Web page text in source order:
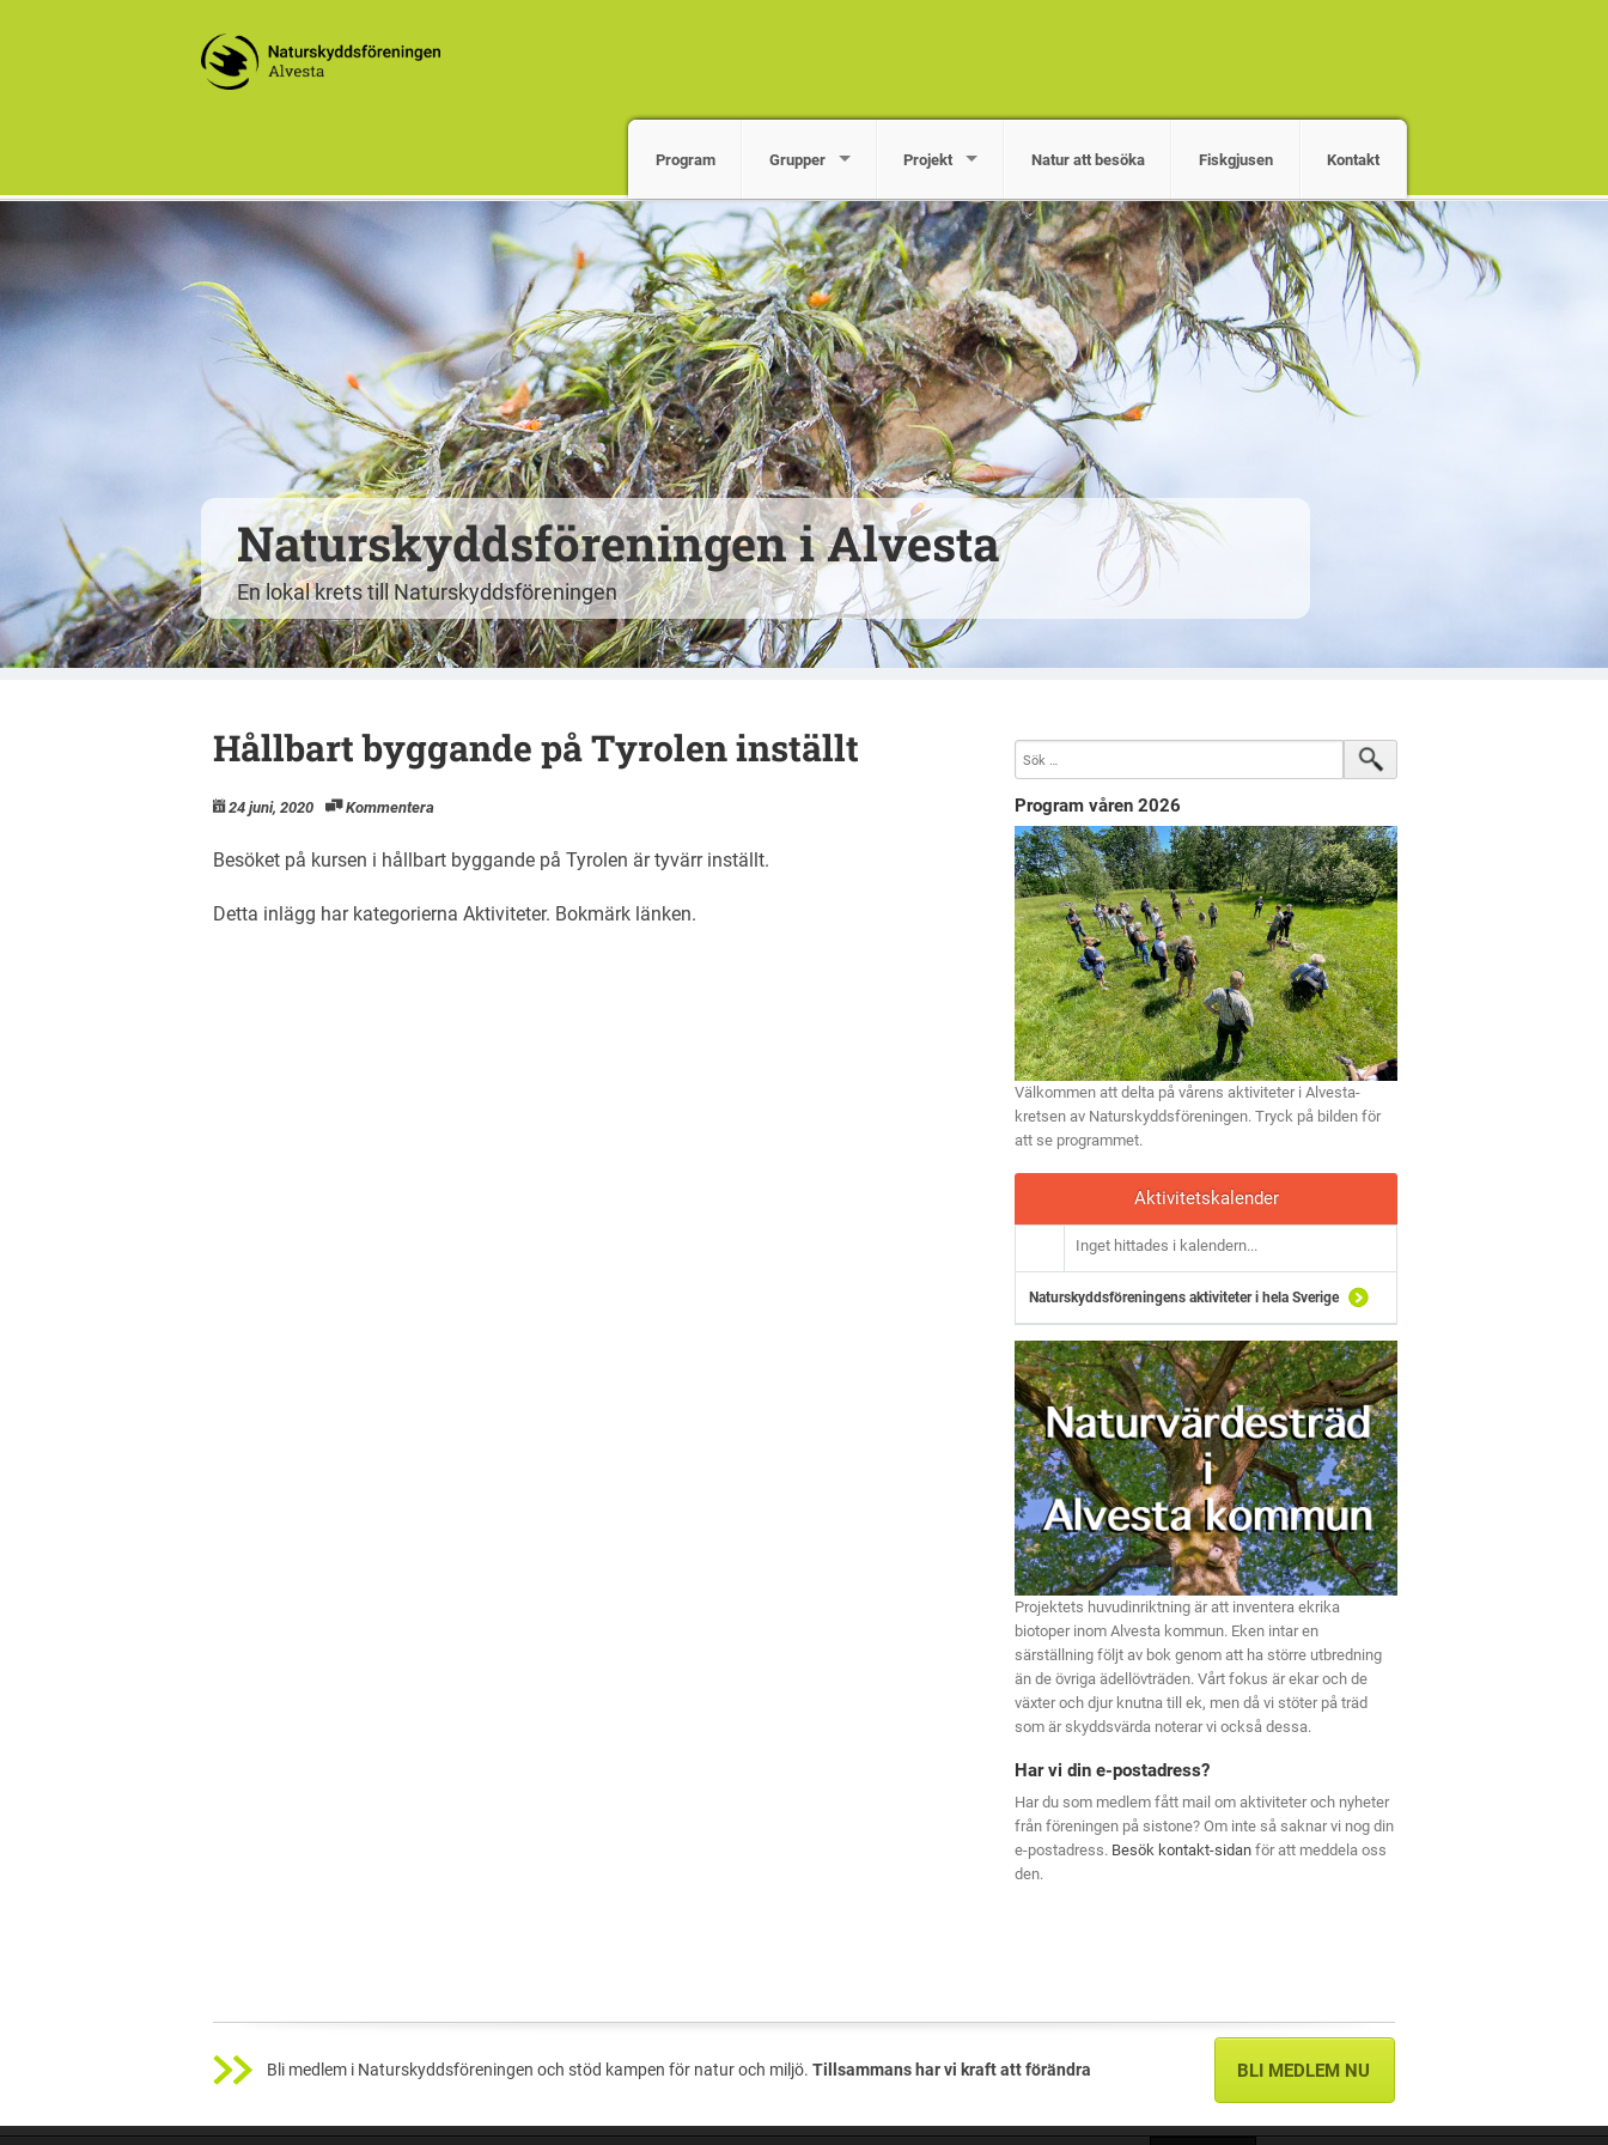
Program Grupper Projekt Natur att besöka Fiskgjusen Kontakt
Naturskyddsföreningen i Alvesta
En lokal krets till Naturskyddsföreningen
Hållbart byggande på Tyrolen inställt
24 juni, 2020 Kommentera
Besöket på kursen i hållbart byggande på Tyrolen är tyvärr inställt.
Detta inlägg har kategorierna Aktiviteter. Bokmärk länken.
Program våren 2026
Välkommen att delta på vårens aktiviteter i Alvesta-
kretsen av Naturskyddsföreningen. Tryck på bilden för
att se programmet.
Aktivitetskalender
Inget hittades i kalendern...
Naturskyddsföreningens aktiviteter i hela Sverige
Projektets huvudinriktning är att inventera ekrika
biotoper inom Alvesta kommun. Eken intar en
särställning följt av bok genom att ha större utbredning
än de övriga ädellövträden. Vårt fokus är ekar och de
växter och djur knutna till ek, men då vi stöter på träd
som är skyddsvärda noterar vi också dessa.
Har vi din e-postadress?
Har du som medlem fått mail om aktiviteter och nyheter
från föreningen på sistone? Om inte så saknar vi nog din
e-postadress. Besök kontakt-sidan för att meddela oss
den.
Bli medlem i Naturskyddsföreningen och stöd kampen för natur och miljö. Tillsammans har vi kraft att förändra BLI MEDLEM NU